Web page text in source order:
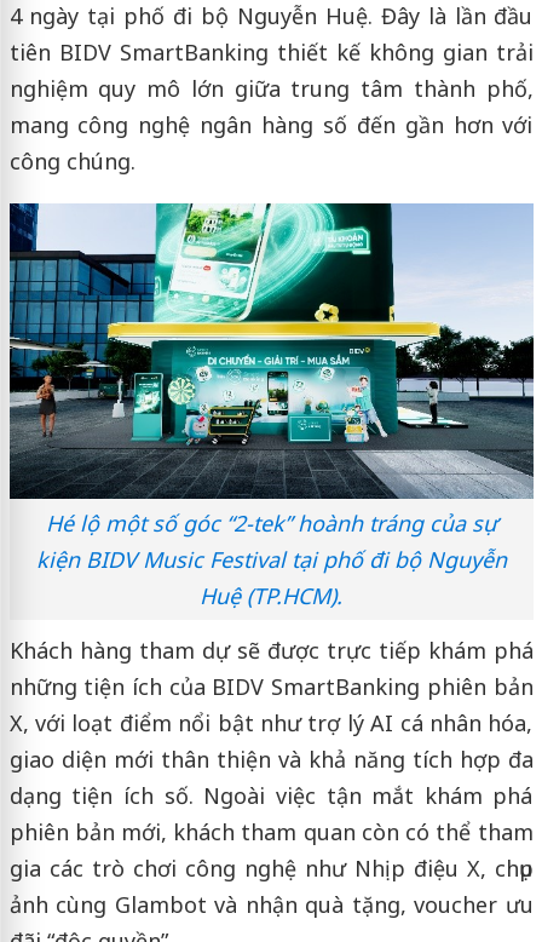
4 ngày tại phố đi bộ Nguyễn Huệ. Đây là lần đầu
tiên BIDV SmartBanking thiết kế không gian trải
nghiệm quy mô lớn giữa trung tâm thành phố,
mang công nghệ ngân hàng số đến gần hơn với
công chúng.
Hé lộ một số góc “2-tek” hoành tráng của sự
kiện BIDV Music Festival tại phố đi bộ Nguyễn
Huệ (TP.HCM).
Khách hàng tham dự sẽ được trực tiếp khám phá
những tiện ích của BIDV SmartBanking phiên bản
X, với loạt điểm nổi bật như trợ lý AI cá nhân hóa,
giao diện mới thân thiện và khả năng tích hợp đa
dạng tiện ích số. Ngoài việc tận mắt khám phá
phiên bản mới, khách tham quan còn có thể tham
gia các trò chơi công nghệ như Nhịp điệu X, chụp
ảnh cùng Glambot và nhận quà tặng, voucher ưu